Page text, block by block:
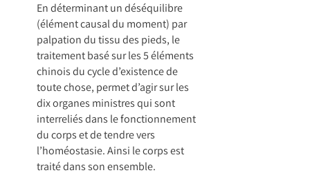
En déterminant un déséquilibre
(élément causal du moment) par
palpation du tissu des pieds, le
traitement basé sur les 5 éléments
chinois du cycle d’existence de
toute chose, permet d’agir sur les
dix organes ministres qui sont
interreliés dans le fonctionnement
du corps et de tendre vers
l’homéostasie. Ainsi le corps est
traité dans son ensemble.